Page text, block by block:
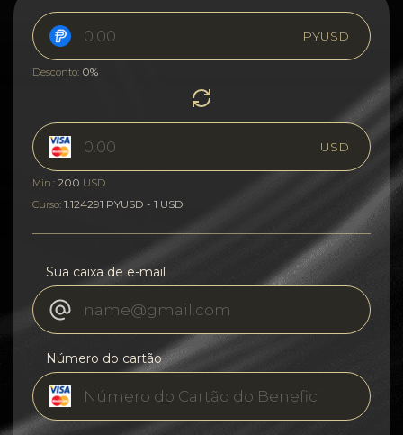
PYUSD
Desconto: 0%
USD
Min.: 200 USD
Curso: 1.124291 PYUSD - 1 USD
Sua caixa de e-mail
Número do cartão